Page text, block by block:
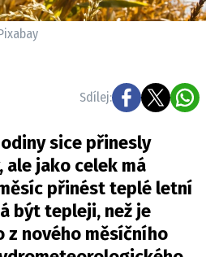
Sdílej:
sice přinesly
ale jako celek má
přinést teplé letní
být tepleji, než je
z nového měsíčního